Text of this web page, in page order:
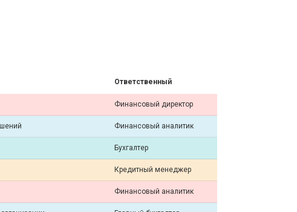
Ответственный
Финансовый директор
Финансовый аналитик
Бухгалтер
Кредитный менеджер
Финансовый аналитик